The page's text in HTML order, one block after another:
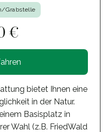
Grabstelle
€
bietet Ihnen eine
in der Natur.
Basisplatz in
Wahl (z.B. FriedWald